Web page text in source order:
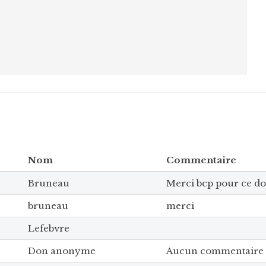
Nom Commentaire
Bruneau
Merci bcp pour ce
bruneau
merci
Lefebvre
Don anonyme
Aucun commentaire